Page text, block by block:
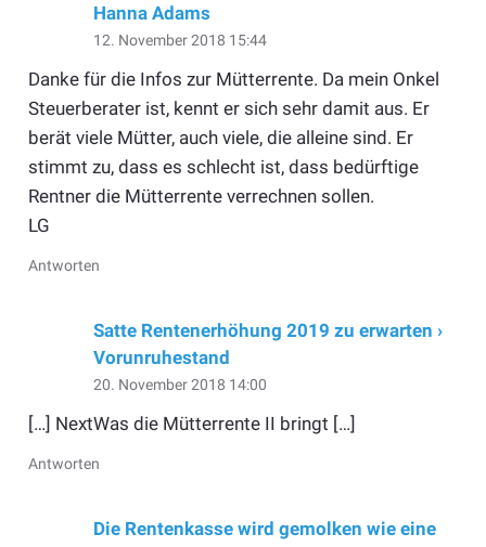
Hanna Adams
12. November 2018 15:44
Danke für die Infos zur Mütterrente. Da mein Onkel
Steuerberater ist, kennt er sich sehr damit aus. Er
berät viele Mütter, auch viele, die alleine sind. Er
stimmt zu, dass es schlecht ist, dass bedürftige
Rentner die Mütterrente verrechnen sollen.
LG
Antworten
Satte Rentenerhöhung 2019 zu erwarten ›
Vorunruhestand
20. November 2018 14:00
[…] NextWas die Mütterrente II bringt […]
Antworten
Die Rentenkasse wird gemolken wie eine